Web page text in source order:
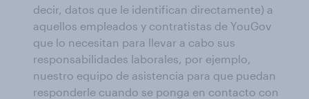
decir, datos que le identifican directamente) a
aquellos empleados y contratistas de YouGov
que lo necesitan para llevar a cabo sus
responsabilidades laborales, por ejemplo,
nuestro equipo de asistencia para que puedan
responderle cuando se ponga en contacto con